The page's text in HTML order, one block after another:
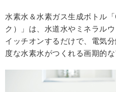
水素水＆水素ガス生成ボトル
ク）」は、水道水やミネラル
イッチオンするだけで、電気
度な水素水がつくれる画期的な